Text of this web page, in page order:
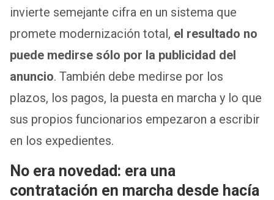
invierte semejante cifra en un sistema que
promete modernización total, el resultado no
puede medirse sólo por la publicidad del
anuncio. También debe medirse por los
plazos, los pagos, la puesta en marcha y lo que
sus propios funcionarios empezaron a escribir
en los expedientes.
No era novedad: era una
contratación en marcha desde hacía